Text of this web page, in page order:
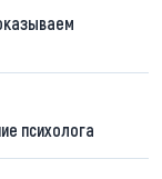
психолога